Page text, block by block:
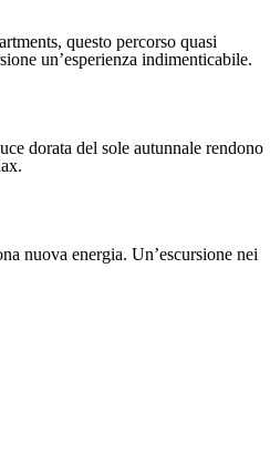
questo percorso quasi
un’esperienza indimenticabile.
dorata del sole autunnale rendono
nuova energia. Un’escursione nei